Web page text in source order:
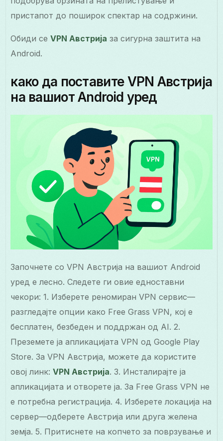
пристапот до поширок спектар на содржини.
Обиди сеVPN Австрија за сигурна заштита на
Android.
како да поставите VPN Австрија
на вашиот Android уред
Започнете со VPN Австрија на вашиот Android
уред е лесно. Следете ги овие едноставни
чекори: 1. Изберете реномиран VPN сервис—
разгледајте опции како Free Grass VPN, кој е
бесплатен, безбеден и поддржан од AI. 2.
Преземете ја апликацијата VPN од Google Play
Store. За VPN Австрија, можете да користите
овој линк:VPN Австрија. 3. Инсталирајте ја
апликацијата и отворете ја. За Free Grass VPN не
е потребна регистрација. 4. Изберете локација на
сервер—одберете Австрија или друга желена
земја. 5. Притиснете на копчето за поврзување и